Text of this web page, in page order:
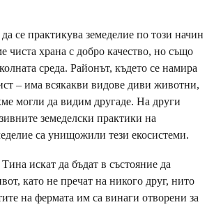
се практикува земеделие по този начин
чиста храна с добро качество, но също
среда. Районът, където се намира
– има всякакви видове диви животни,
могли да видим другаде. На други
земеделски практики на
са унищожили тези екосистеми.
искат да бъдат в състояние да
като не пречат на никого друг, нито
на фермата им са винаги отворени за